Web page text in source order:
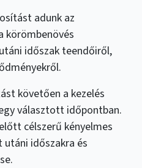
adunk az
körömbenövés
időszak teendőiről,
követően a kezelés
választott időpontban.
célszerű kényelmes
időszakra és